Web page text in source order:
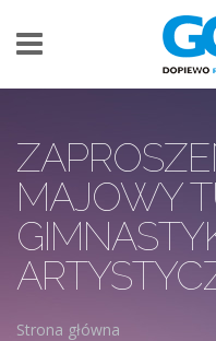
MAJOWY
Strona główna